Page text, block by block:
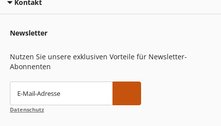
Kontakt
Newsletter
Nutzen Sie unsere exklusiven Vorteile für Newsletter-
Abonnenten
E-Mail-Adresse
Datenschutz